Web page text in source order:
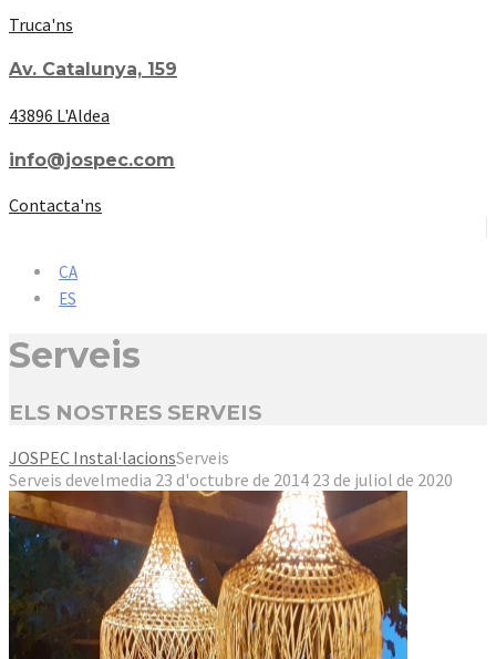
Truca'ns
Av. Catalunya, 159
43896 L'Aldea
info@jospec.com
Contacta'ns
CA
ES
Serveis
ELS NOSTRES SERVEIS
JOSPEC Instal·lacionsServeis
Serveis develmedia 23 d'octubre de 2014 23 de juliol de 2020